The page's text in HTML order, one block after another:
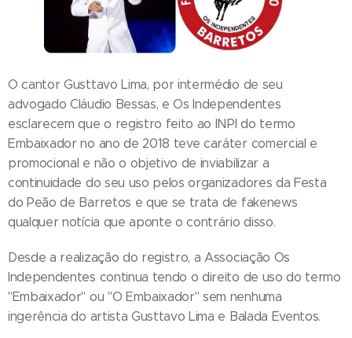
O cantor Gusttavo Lima, por intermédio de seu
advogado Cláudio Bessas, e Os Independentes
esclarecem que o registro feito ao INPI do termo
Embaixador no ano de 2018 teve caráter comercial e
promocional e não o objetivo de inviabilizar a
continuidade do seu uso pelos organizadores da Festa
do Peão de Barretos e que se trata de fakenews
qualquer notícia que aponte o contrário disso.
Desde a realização do registro, a Associação Os
Independentes continua tendo o direito de uso do termo
"Embaixador" ou "O Embaixador" sem nenhuma
ingerência do artista Gusttavo Lima e Balada Eventos.